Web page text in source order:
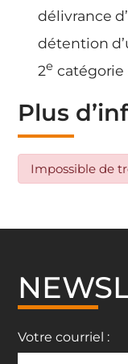
délivrance
détention
2e catégorie
Plus
Impossible de
Votre courriel :